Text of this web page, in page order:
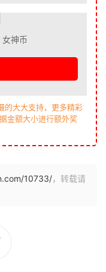
女神币
的大大支持，更多精彩
金额大小进行额外奖
10733/，转载请